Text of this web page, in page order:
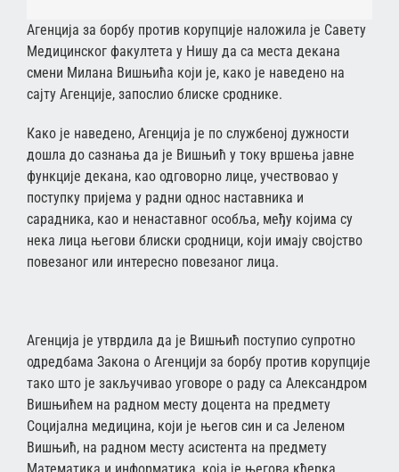
Агенција за борбу против корупције наложила је Савету
Медицинског факултета у Нишу да са места декана
смени Милана Вишњића који је, како је наведено на
сајту Агенције, запослио блиске сроднике.
Како је наведено, Агенција је по службеној дужности
дошла до сазнања да је Вишњић у току вршења јавне
функције декана, као одговорно лице, учествовао у
поступку пријема у радни однос наставника и
сарадника, као и ненаставног особља, међу којима су
нека лица његови блиски сродници, који имају својство
повезаног или интересно повезаног лица.
Агенција је утврдила да је Вишњић поступио супротно
одредбама Закона о Агенцији за борбу против корупције
тако што је закључивао уговоре о раду са Александром
Вишњићем на радном месту доцента на предмету
Социјална медицина, који је његов син и са Јеленом
Вишњић, на радном месту асистента на предмету
Математика и информатика, која је његова кћерка.